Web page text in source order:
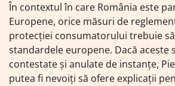
În contextul în care România este
Europene, orice măsuri de
protecției consumatorului trebuie
standardele europene. Dacă aceste
contestate și anulate de instanțe,
putea fi nevoiți să ofere explicații